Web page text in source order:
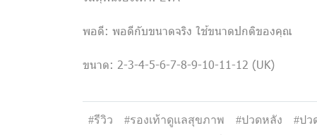
พอดี: พอดีกับขนาดจริง ใช้ขนาดปกติของคุณ
ขนาด: 2-3-4-5-6-7-8-9-10-11-12 (UK)
#รีวิว #รองเท้าดูแลสุขภาพ #ปวดหลัง #ปว